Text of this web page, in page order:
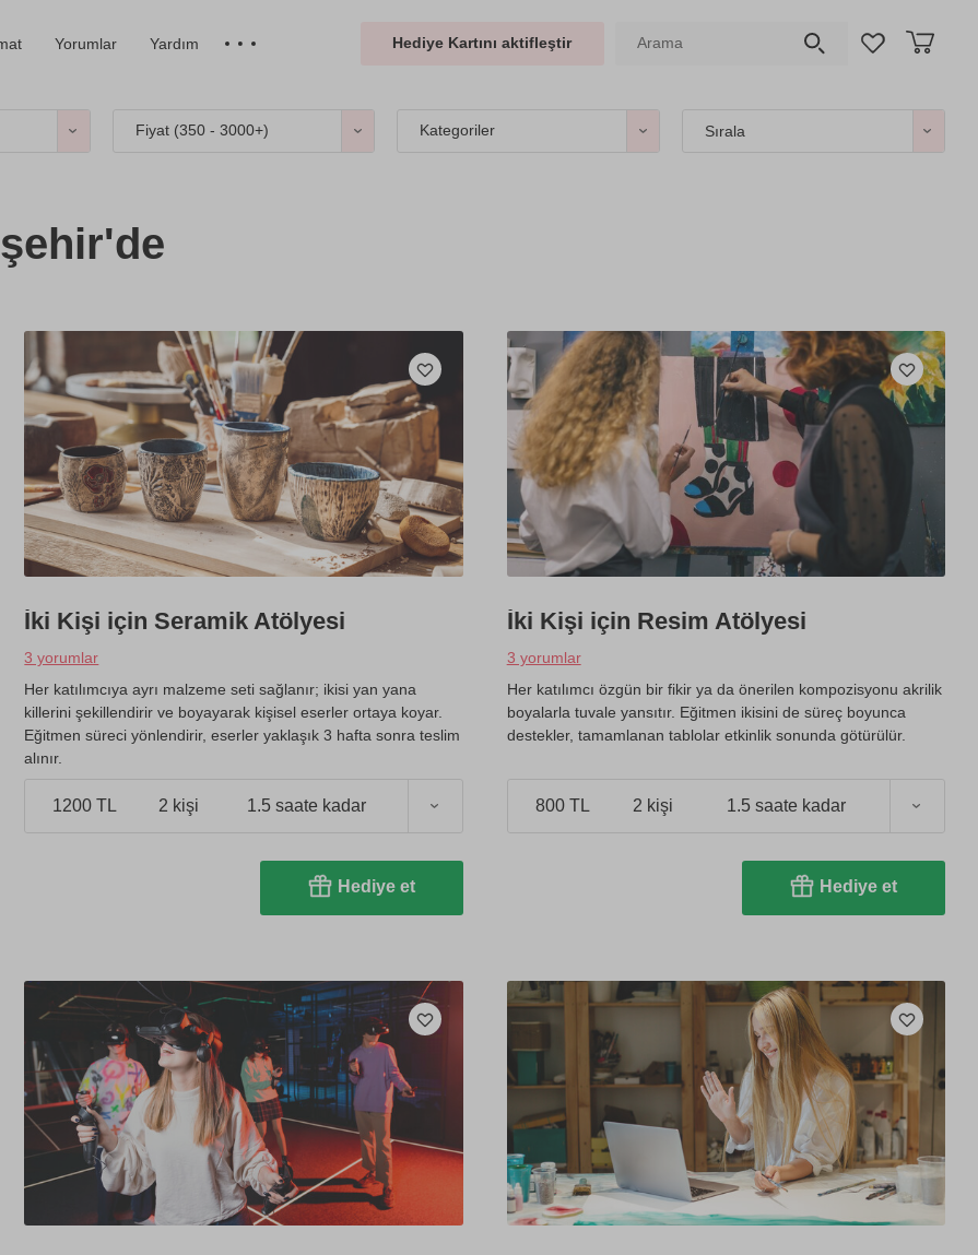
Yorumlar Yardım Hediye Kartını aktifleştir
Fiyat (350 - 3000+) Kategoriler Sırala
İki Kişi için Seramik Atölyesi
3 yorumlar
Her katılımcıya ayrı malzeme seti sağlanır; ikisi yan yana
killerini şekillendirir ve boyayarak kişisel eserler ortaya koyar.
Eğitmen süreci yönlendirir, eserler yaklaşık 3 hafta sonra teslim
alınır.
1200 TL 2 kişi 1.5 saate kadar
Hediye et
İki Kişi için Resim Atölyesi
3 yorumlar
Her katılımcı özgün bir fikir ya da önerilen kompozisyonu akrilik
boyalarla tuvale yansıtır. Eğitmen ikisini de süreç boyunca
destekler, tamamlanan tablolar etkinlik sonunda götürülür.
800 TL 2 kişi 1.5 saate kadar
Hediye et